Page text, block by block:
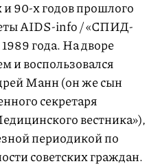
90-х годов прошлого
AIDS-info / «СПИД-
года. На дворе
и воспользовался
Манн (он же сын
секретаря
вестника»),
периодикой по
советских граждан.